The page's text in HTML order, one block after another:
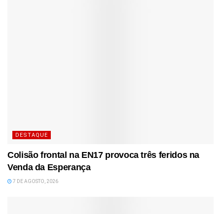
DESTAQUE
Colisão frontal na EN17 provoca três feridos na
Venda da Esperança
7 DE AGOSTO, 2026